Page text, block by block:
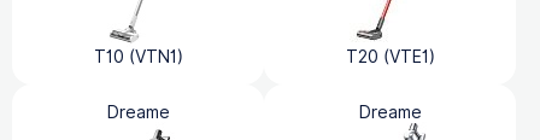
T10 (VTN1) T20 (VTE1)
Dreame Dreame